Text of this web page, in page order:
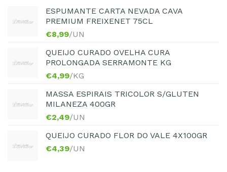
ESPUMANTE CARTA NEVADA CAVA
PREMIUM FREIXENET 75CL
€8,99/UN
QUEIJO CURADO OVELHA CURA
PROLONGADA SERRAMONTE KG
€4,99/KG
MASSA ESPIRAIS TRICOLOR S/GLUTEN
MILANEZA 400GR
€2,49/UN
QUEIJO CURADO FLOR DO VALE 4X100GR
€4,39/UN